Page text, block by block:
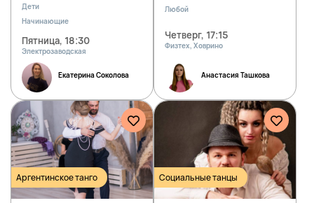
Дети
Начинающие
Пятница, 18:30
Электрозаводская
Екатерина Соколова
Любой
Четверг, 17:15
Физтех, Ховрино
Анастасия Ташкова
Аргентинское танго Социальные танцы